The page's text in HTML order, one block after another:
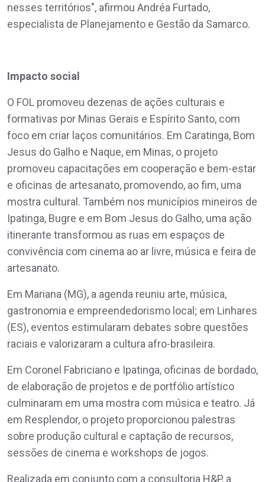
nesses territórios", afirmou Andréa Furtado,
especialista de Planejamento e Gestão da Samarco.
Impacto social
O FOL promoveu dezenas de ações culturais e
formativas por Minas Gerais e Espírito Santo, com
foco em criar laços comunitários. Em Caratinga, Bom
Jesus do Galho e Naque, em Minas, o projeto
promoveu capacitações em cooperação e bem-estar
e oficinas de artesanato, promovendo, ao fim, uma
mostra cultural. Também nos municípios mineiros de
Ipatinga, Bugre e em Bom Jesus do Galho, uma ação
itinerante transformou as ruas em espaços de
convivência com cinema ao ar livre, música e feira de
artesanato.
Em Mariana (MG), a agenda reuniu arte, música,
gastronomia e empreendedorismo local; em Linhares
(ES), eventos estimularam debates sobre questões
raciais e valorizaram a cultura afro-brasileira.
Em Coronel Fabriciano e Ipatinga, oficinas de bordado,
de elaboração de projetos e de portfólio artístico
culminaram em uma mostra com música e teatro. Já
em Resplendor, o projeto proporcionou palestras
sobre produção cultural e captação de recursos,
sessões de cinema e workshops de jogos.
Realizada em conjunto com a consultoria H&P, a